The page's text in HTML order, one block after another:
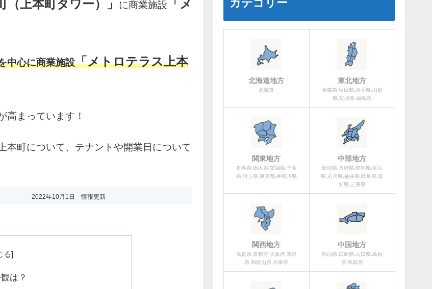
（上本町タワー）」 に商業施設
「メ
中心に商業施設「メトロテラス上本
高まっています！
本町について、テナントや開業日について
2022年10月1日 情報更新
は？
カテゴリー
北海道地方
北海道
東北地方
青森県,秋田県,岩手県,山形
県,宮城県,福島県
関東地方
群馬県,栃木県,茨城県,千葉
県,埼玉県,東京都,神奈川県
中部地方
新潟県,長野県,静岡県,富山
県,石川県,福井県,岐阜県,愛
知県,三重県
関西地方
滋賀県,京都府,大阪府,奈良
県,和歌山県,兵庫県
中国地方
岡山県,広島県,山口県,島根
県,鳥取県